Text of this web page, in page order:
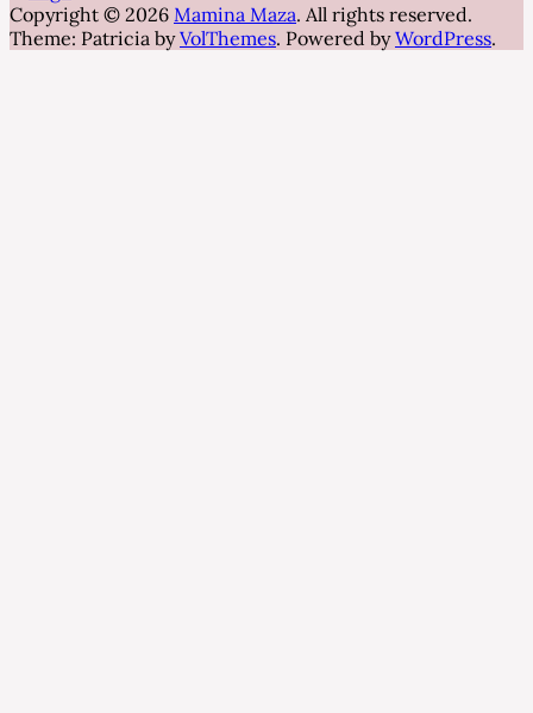
Copyright © 2026 Mamina Maza. All rights reserved.
Theme: Patricia byVolThemes. Powered byWordPress.